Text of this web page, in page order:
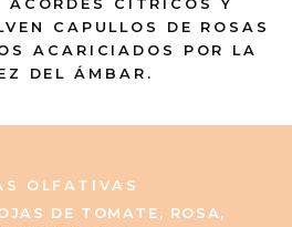
CÍTRICOS Y
CAPULLOS DE ROSAS
ACARICIADOS POR LA
DEL ÁMBAR.
OLFATIVAS
DE TOMATE, ROSA,